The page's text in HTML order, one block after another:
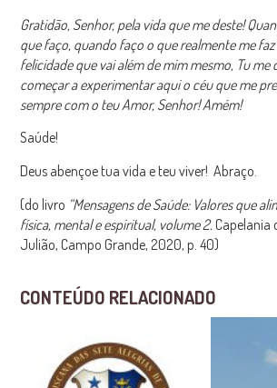
Gratidão, Senhor, pela vida que me deste!
que faço, quando faço o que realmente me
felicidade que vai além de mim mesmo, Tu me
começar a experimentar aqui o céu que me
sempre com o teu Amor, Senhor! Amém!
Saúde!
Deus abençoe tua vida e teu viver! Abraço.
(do livro “Mensagens de Saúde: Valores que
física, mental e espiritual, volume 2. Capelania
Julião, Campo Grande, 2020, p. 40)
CONTEÚDO RELACIONADO